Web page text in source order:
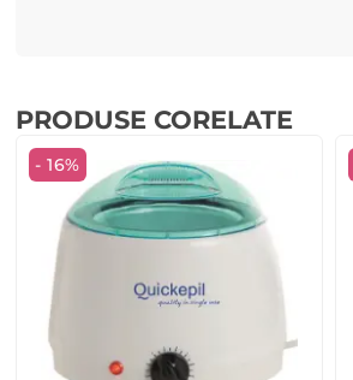
PRODUSE CORELATE
- 16%